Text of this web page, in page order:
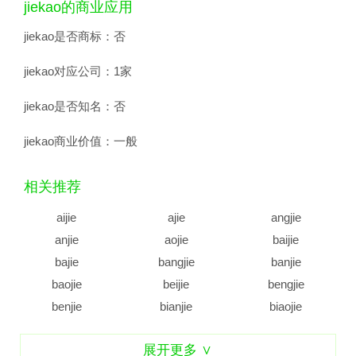
jiekao的商业应用
jiekao是否商标： 否
jiekao对应公司： 1家
jiekao是否知名： 否
jiekao商业价值： 一般
相关推荐
aijie ajie
angjie
anjie
aojie
baijie
bajie
bangjie
banjie
baojie
beijie
bengjie
benjie
bianjie
biaojie
bojie
展开更多 ∨